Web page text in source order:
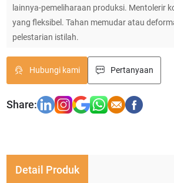
lainnya-pemeliharaan produksi. Mentolerir
yang fleksibel. Tahan memudar atau
pelestarian istilah.
Hubungi kami Pertanyaan
Detail Produk